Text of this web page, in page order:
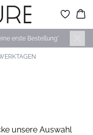
erste Bestellung*
unsere Auswahl